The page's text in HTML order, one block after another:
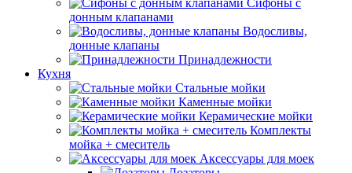
Сифоны с
донным клапанами
Водосливы,
донные клапаны
Принадлежности
Кухня
Стальные мойки
Каменные мойки
Керамические мойки
Комплекты
мойка + смеситель
Аксессуары для моек